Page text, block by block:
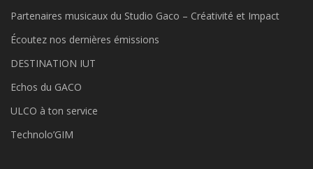
Partenaires musicaux du Studio Gaco – Créativité et Impact
Écoutez nos dernières émissions
DESTINATION IUT
Echos du GACO
ULCO à ton service
Technolo’GIM